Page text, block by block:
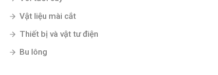
Vật liệu mài cắt
Thiết bị và vật tư điện
Bu lông